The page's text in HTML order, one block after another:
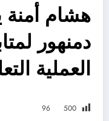
هشام
دمنهور
العملية
500
96